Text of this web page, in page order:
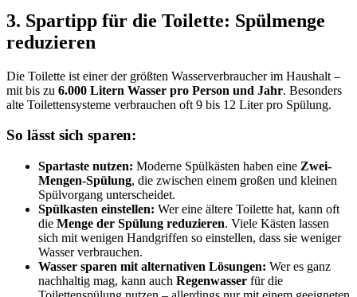
3. Spartipp für die Toilette: Spülmenge
reduzieren
Die Toilette ist einer der größten Wasserverbraucher im Haushalt –
mit bis zu 6.000 Litern Wasser pro Person und Jahr. Besonders
alte Toilettensysteme verbrauchen oft 9 bis 12 Liter pro Spülung.
So lässt sich sparen:
Spartaste nutzen: Moderne Spülkästen haben eine Zwei-
Mengen-Spülung, die zwischen einem großen und kleinen
Spülvorgang unterscheidet.
Spülkasten einstellen: Wer eine ältere Toilette hat, kann oft
die Menge der Spülung reduzieren. Viele Kästen lassen
sich mit wenigen Handgriffen so einstellen, dass sie weniger
Wasser verbrauchen.
Wasser sparen mit alternativen Lösungen: Wer es ganz
nachhaltig mag, kann auch Regenwasser für die